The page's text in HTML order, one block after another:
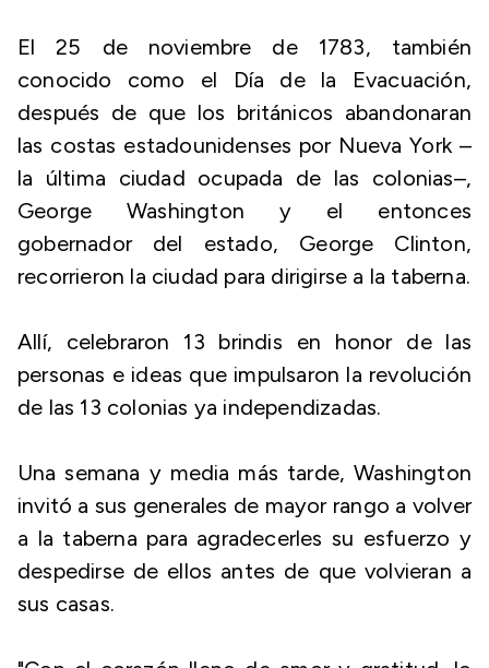
El 25 de noviembre de 1783, también
conocido como el Día de la Evacuación,
después de que los británicos abandonaran
las costas estadounidenses por Nueva York –
la última ciudad ocupada de las colonias–,
George Washington y el entonces
gobernador del estado, George Clinton,
recorrieron la ciudad para dirigirse a la taberna.
Allí, celebraron 13 brindis en honor de las
personas e ideas que impulsaron la revolución
de las 13 colonias ya independizadas.
Una semana y media más tarde, Washington
invitó a sus generales de mayor rango a volver
a la taberna para agradecerles su esfuerzo y
despedirse de ellos antes de que volvieran a
sus casas.